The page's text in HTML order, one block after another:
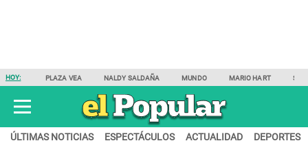
HOY: PLAZA VEA NALDY SALDAÑA MUNDO MARIO HART
ÚLTIMAS NOTICIAS ESPECTÁCULOS ACTUALIDAD DEPORTES